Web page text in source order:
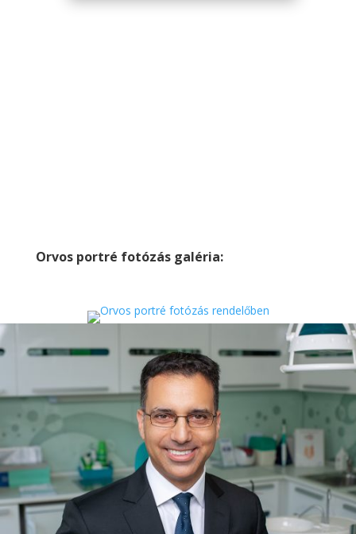
Orvos portré fotózás galéria: